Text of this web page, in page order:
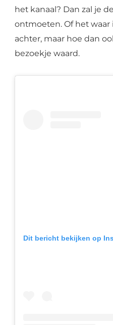
het kanaal? Dan zal je
ontmoeten. Of het waar
achter, maar hoe dan
bezoekje waard.
Dit bericht bekijken op